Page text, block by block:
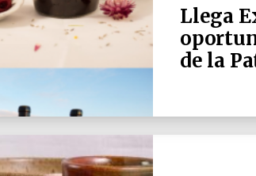
Llega
de la